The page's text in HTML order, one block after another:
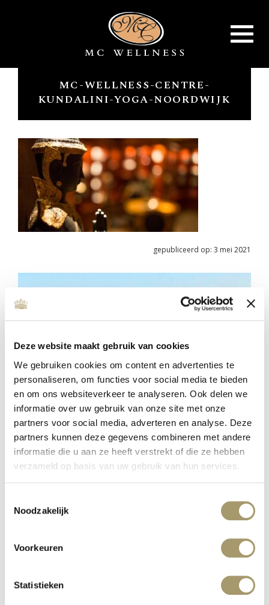
Deze website maakt gebruik van cookies
We gebruiken cookies om content en advertenties te
personaliseren, om functies voor social media te bieden
en om ons websiteverkeer te analyseren. Ook delen we
informatie over uw gebruik van onze site met onze
partners voor social media, adverteren en analyse. Deze
partners kunnen deze gegevens combineren met andere
informatie die u aan ze heeft verstrekt of die ze hebben
verzameld op basis van uw gebruik van hun services.
Noodzakelijk
Voorkeuren
Statistieken
Toggle
MC-WELLNESS-CENTRE-
KUNDALINI-YOGA-NOORDWIJK
gepubliceerd op: 3 mei 2021
ENERGIZE YOUR SOUL –
DRIEDAAGSE RETRAITE
gepubliceerd op: 18 oktober 2022